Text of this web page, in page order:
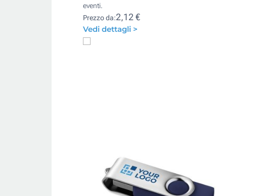
eventi.
Prezzo da:2,12 €
Vedi dettagli >